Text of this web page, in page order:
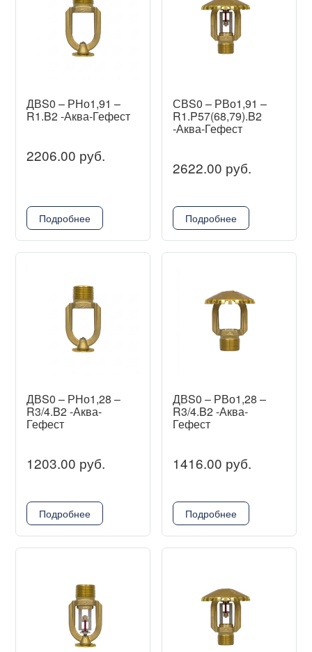
ДВS0 – РНо1,91 –
R1.B2 -Аква-Гефест
2206.00 руб.
Подробнее
СВS0 – РВо1,91 –
R1.P57(68,79).B2
-Аква-Гефест
2622.00 руб.
Подробнее
ДВS0 – РНо1,28 –
R3/4.B2 -Аква-
Гефест
1203.00 руб.
Подробнее
ДВS0 – РВо1,28 –
R3/4.B2 -Аква-
Гефест
1416.00 руб.
Подробнее